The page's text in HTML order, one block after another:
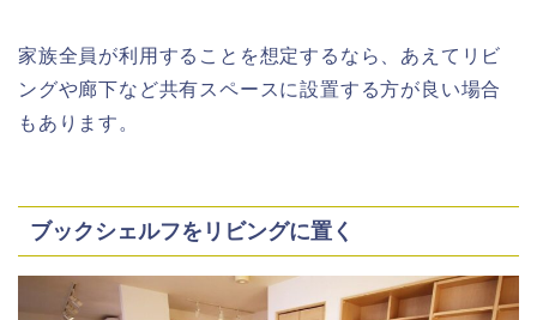
家族全員が利用することを想定するなら、あえてリビ
ングや廊下など共有スペースに設置する方が良い場合
もあります。
ブックシェルフをリビングに置く